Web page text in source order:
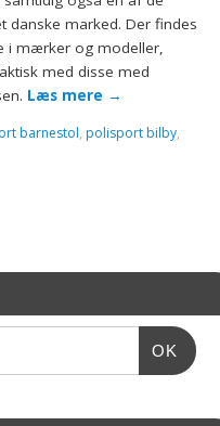
danske marked. Der findes
i mærker og modeller,
med disse med
Læs mere →
barnestol, polisport bilby,
OK